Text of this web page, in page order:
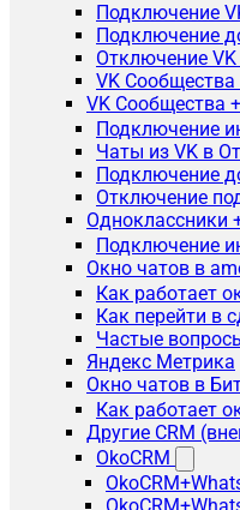
Подключение
Подключение
Отключение VK
VK Сообщества
VK Сообщества
Подключение
Чаты из VK в
Подключение
Отключение
Одноклассники
Подключение
Окно чатов в
Как работает
Как перейти в
Частые
Яндекс Метрика
Окно чатов в
Как работает
Другие CRM
OkoCRM